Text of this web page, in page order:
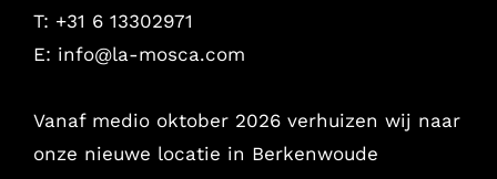
T: +31 6 13302971
E: info@la-mosca.com
Vanaf medio oktober 2026 verhuizen wij naar
onze nieuwe locatie in Berkenwoude